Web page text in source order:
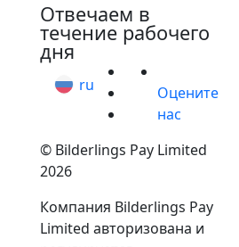
Отвечаем в
течение рабочего
дня
ru
Оцените
нас
© Bilderlings Pay Limited
2026
Компания Bilderlings Pay
Limited авторизована и